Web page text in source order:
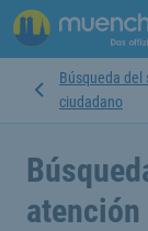
Búsqueda del
ciudadano